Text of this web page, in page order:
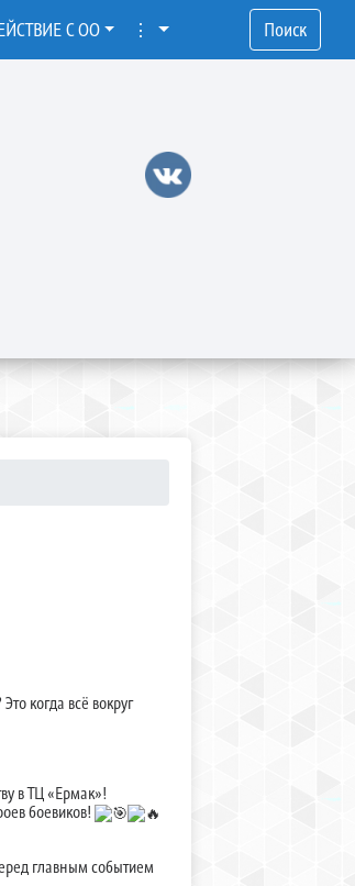
С ОО ⋮ Поиск
когда всё вокруг
в ТЦ «Ермак»!
боевиков!
главным событием